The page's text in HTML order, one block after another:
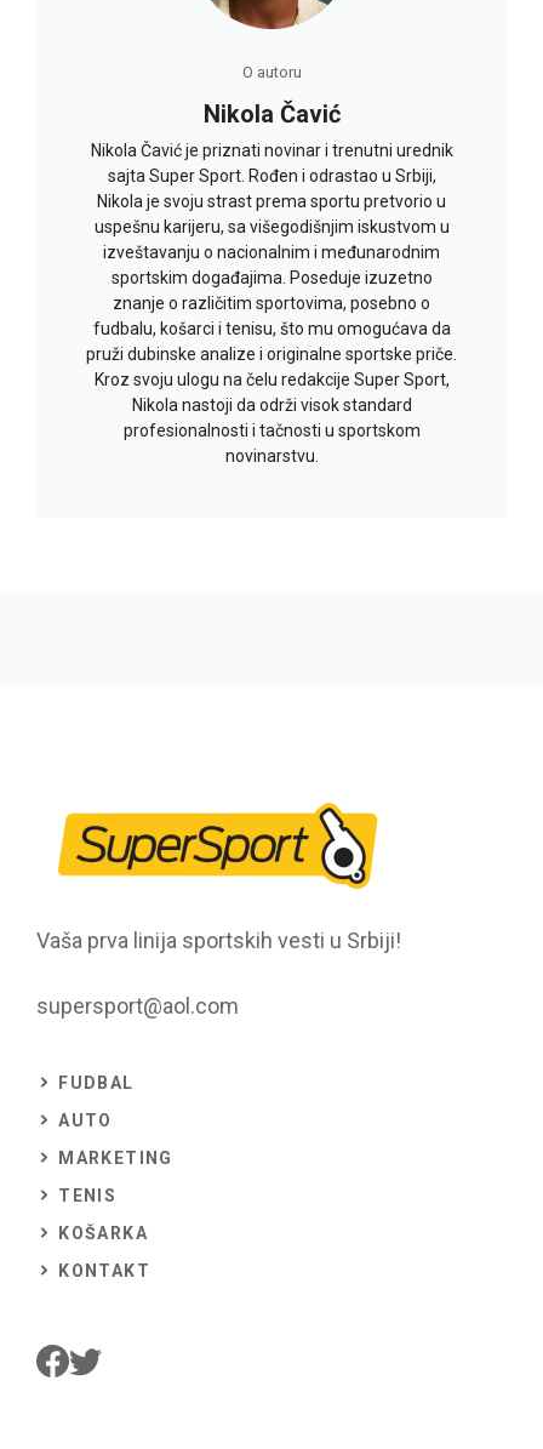
O autoru
Nikola Čavić
Nikola Čavić je priznati novinar i trenutni urednik
sajta Super Sport. Rođen i odrastao u Srbiji,
Nikola je svoju strast prema sportu pretvorio u
uspešnu karijeru, sa višegodišnjim iskustvom u
izveštavanju o nacionalnim i međunarodnim
sportskim događajima. Poseduje izuzetno
znanje o različitim sportovima, posebno o
fudbalu, košarci i tenisu, što mu omogućava da
pruži dubinske analize i originalne sportske priče.
Kroz svoju ulogu na čelu redakcije Super Sport,
Nikola nastoji da održi visok standard
profesionalnosti i tačnosti u sportskom
novinarstvu.
Vaša prva linija sportskih vesti u Srbiji!
supersport@aol.com
FUDBAL
AUTO
MARKETING
TENIS
KOŠARKA
KONTAKT